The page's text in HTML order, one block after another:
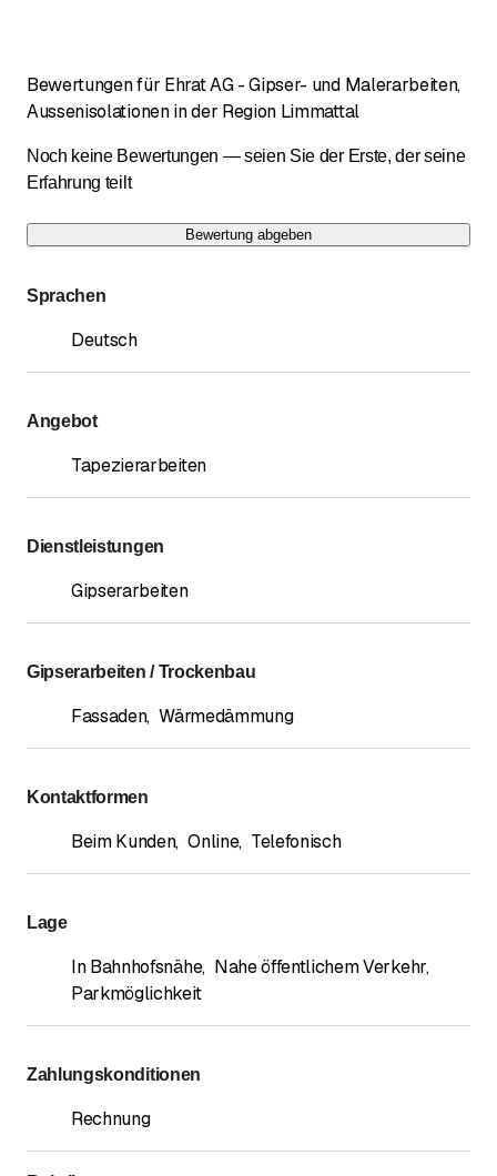
Bewertungen für Ehrat AG - Gipser- und Malerarbeiten,
Aussenisolationen in der Region Limmattal
Noch keine Bewertungen — seien Sie der Erste, der seine
Erfahrung teilt
Bewertung abgeben
Sprachen
Deutsch
Angebot
Tapezierarbeiten
Dienstleistungen
Gipserarbeiten
Gipserarbeiten / Trockenbau
Fassaden, Wärmedämmung
Kontaktformen
Beim Kunden, Online, Telefonisch
Lage
In Bahnhofsnähe, Nahe öffentlichem Verkehr,
Parkmöglichkeit
Zahlungskonditionen
Rechnung